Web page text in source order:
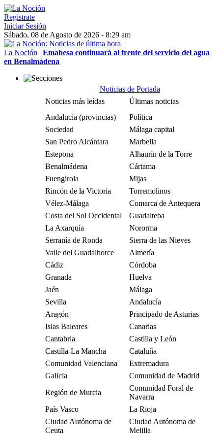
Regístrate
Iniciar Sesión
Sábado, 08 de Agosto de 2026 - 8:29 am
La Noción | Emabesa continuará al frente del servicio del agua
en Benalmádena
Noticias de Portada
Noticias más leídas
Últimas noticias
Andalucía (provincias)
Política
Sociedad
Málaga capital
San Pedro Alcántara
Marbella
Estepona
Alhaurín de la Torre
Benalmádena
Cártama
Fuengirola
Mijas
Rincón de la Victoria
Torremolinos
Vélez-Málaga
Comarca de Antequera
Costa del Sol Occidental
Guadalteba
La Axarquía
Nororma
Serranía de Ronda
Sierra de las Nieves
Valle del Guadalhorce
Almería
Cádiz
Córdoba
Granada
Huelva
Jaén
Málaga
Sevilla
Andalucía
Aragón
Principado de Asturias
Islas Baleares
Canarias
Cantabria
Castilla y León
Castilla-La Mancha
Cataluña
Comunidad Valenciana
Extremadura
Galicia
Comunidad de Madrid
Región de Murcia
Comunidad Foral de
Navarra
País Vasco
La Rioja
Ciudad Autónoma de
Ceuta
Ciudad Autónoma de
Melilla